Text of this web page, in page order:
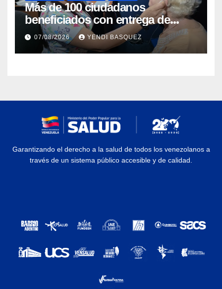
Más de 100 ciudadanos
beneficiados con entrega de
prótesis auditivas en el Centro de
Rehabilitación J.J. Arvelo
07/08/2026 YENDI BASQUEZ
Garantizando el derecho a la salud de todos los venezolanos a
través de un sistema público accesible y de calidad.